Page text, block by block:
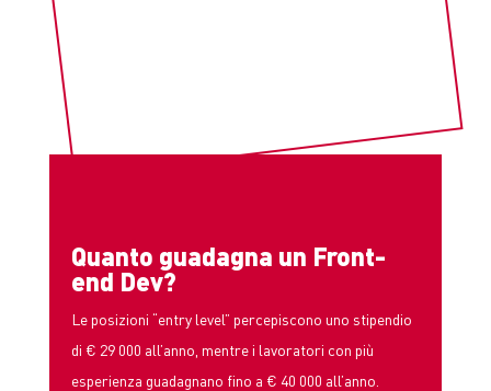
Quanto guadagna un Front-
end Dev?
Le posizioni “entry level” percepiscono uno stipendio
di € 29 000 all’anno, mentre i lavoratori con più
esperienza guadagnano fino a € 40 000 all’anno.